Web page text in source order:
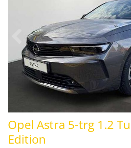
Opel Astra 5-trg 1.2
Edition